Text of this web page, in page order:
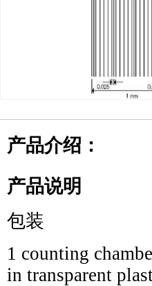
产品介绍：
产品说明
包装
1 counting
in transparent